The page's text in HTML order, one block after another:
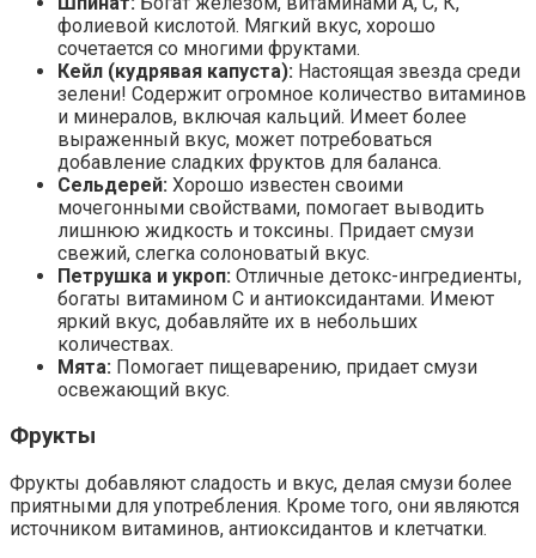
фолиевой кислотой. Мягкий вкус, хорошо
сочетается со многими фруктами.
Кейл (кудрявая капуста): Настоящая звезда среди
зелени! Содержит огромное количество витаминов
и минералов, включая кальций. Имеет более
выраженный вкус, может потребоваться
добавление сладких фруктов для баланса.
Сельдерей: Хорошо известен своими
мочегонными свойствами, помогает выводить
лишнюю жидкость и токсины. Придает смузи
свежий, слегка солоноватый вкус.
Петрушка и укроп: Отличные детокс-ингредиенты,
богаты витамином С и антиоксидантами. Имеют
яркий вкус, добавляйте их в небольших
количествах.
Мята: Помогает пищеварению, придает смузи
освежающий вкус.
Фрукты
Фрукты добавляют сладость и вкус, делая смузи более
приятными для употребления. Кроме того, они являются
источником витаминов, антиоксидантов и клетчатки.